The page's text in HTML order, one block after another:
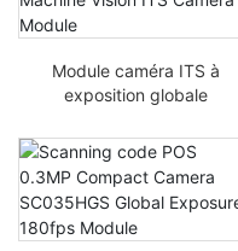
Module caméra ITS à
exposition globale
8MP Vision industrielle